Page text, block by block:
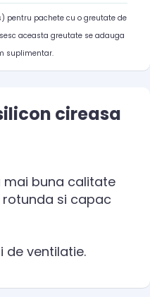
pentru pachete cu o greutate de
aceasta greutate se adauga
suplimentar.
cireasa
mai buna calitate
si capac
de ventilatie.